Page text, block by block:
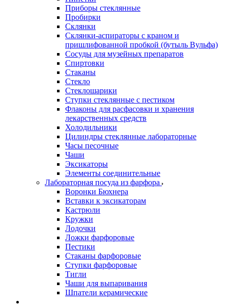
Приборы стеклянные
Пробирки
Склянки
Склянки-аспираторы с краном и
пришлифованной пробкой (бутыль Вульфа)
Сосуды для музейных препаратов
Спиртовки
Стаканы
Стекло
Стеклошарики
Ступки стеклянные с пестиком
Флаконы для расфасовки и хранения
лекарственных средств
Холодильники
Цилиндры стеклянные лабораторные
Часы песочные
Чаши
Эксикаторы
Элементы соединительные
Лабораторная посуда из фарфора
Воронки Бюхнера
Вставки к эксикаторам
Кастрюли
Кружки
Лодочки
Ложки фарфоровые
Пестики
Стаканы фарфоровые
Ступки фарфоровые
Тигли
Чаши для выпаривания
Шпатели керамические